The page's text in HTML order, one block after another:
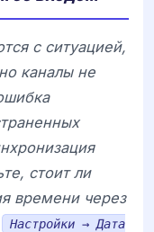
с ситуацией,
каналы не
стоит ли
времени через
Настройки → Дата